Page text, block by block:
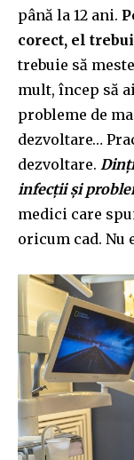
până la 12 ani.
corect, el
trebuie să
mult, încep să
probleme de
dezvoltare…
dezvoltare.
infecții și
medici care
oricum cad. Nu